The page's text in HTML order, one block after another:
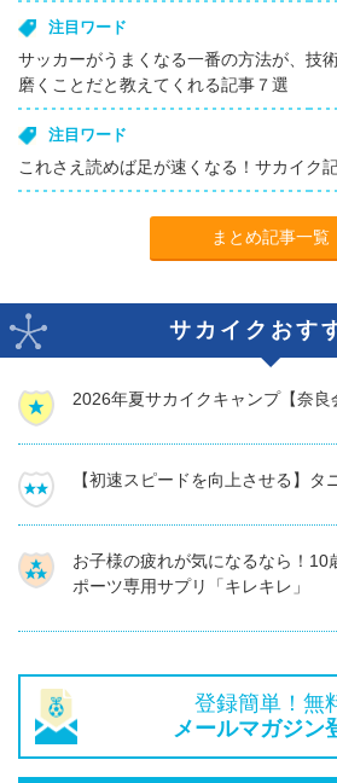
注目ワード
サッカーがうまくなる一番の方法が、技
磨くことだと教えてくれる記事７選
注目ワード
これさえ読めば足が速くなる！サカイク
まとめ記事一覧
サカイクおす
2026年夏サカイクキャンプ【奈良
【初速スピードを向上させる】タ
お子様の疲れが気になるなら！10
ポーツ専用サプリ「キレキレ」
登録簡単！無
メールマガジン